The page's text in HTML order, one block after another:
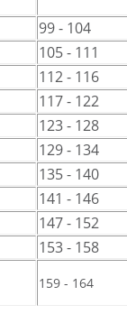
99 - 104
105 - 111
112 - 116
117 - 122
123 - 128
129 - 134
135 - 140
141 - 146
147 - 152
153 - 158
159 - 164